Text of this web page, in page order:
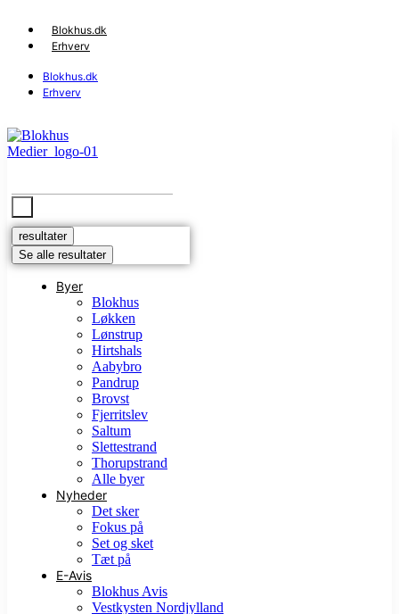
indhold
Blokhus.dk
Erhverv
Blokhus.dk
Erhverv
...
resultater
Se alle resultater
Byer
Blokhus
Løkken
Lønstrup
Hirtshals
Aabybro
Pandrup
Brovst
Fjerritslev
Saltum
Slettestrand
Thorupstrand
Alle byer
Nyheder
Det sker
Fokus på
Set og sket
Tæt på
E-Avis
Blokhus Avis
Vestkysten Nordjylland